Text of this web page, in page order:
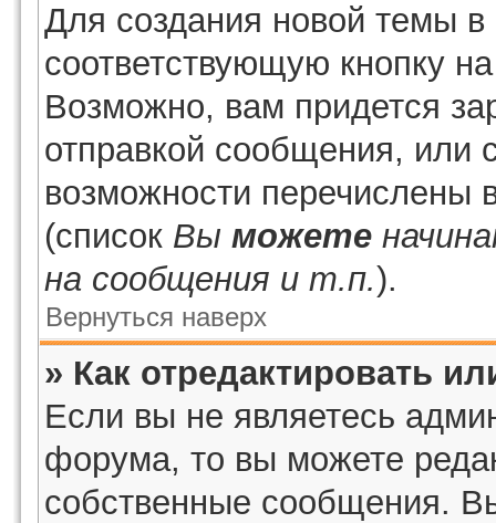
Для создания новой темы
соответствующую кнопку
Возможно, вам придется
отправкой сообщения, или
возможности перечислены
(список Вы можете
на сообщения и т.п.).
Вернуться наверх
» Как отредактировать
Если вы не являетесь
форума, то вы можете
собственные сообщения.